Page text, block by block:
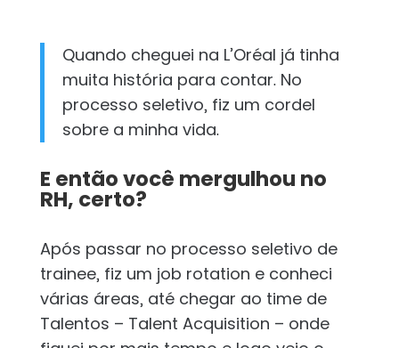
Quando cheguei na L’Oréal já tinha
muita história para contar. No
processo seletivo, fiz um cordel
sobre a minha vida.
E então você mergulhou no
RH, certo?
Após passar no processo seletivo de
trainee, fiz um job rotation e conheci
várias áreas, até chegar ao time de
Talentos – Talent Acquisition – onde